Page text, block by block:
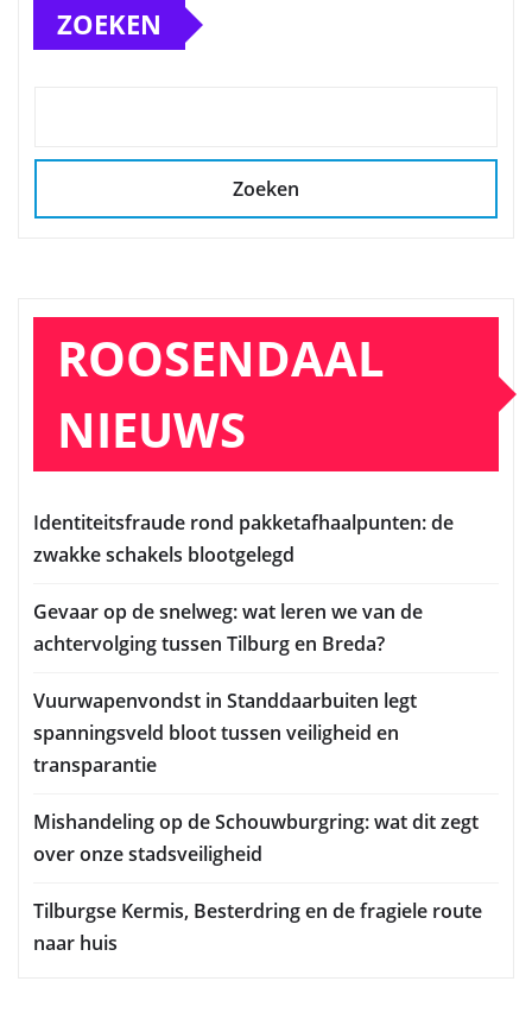
ZOEKEN
Zoeken
ROOSENDAAL
NIEUWS
Identiteitsfraude rond pakketafhaalpunten: de
zwakke schakels blootgelegd
Gevaar op de snelweg: wat leren we van de
achtervolging tussen Tilburg en Breda?
Vuurwapenvondst in Standdaarbuiten legt
spanningsveld bloot tussen veiligheid en
transparantie
Mishandeling op de Schouwburgring: wat dit zegt
over onze stadsveiligheid
Tilburgse Kermis, Besterdring en de fragiele route
naar huis